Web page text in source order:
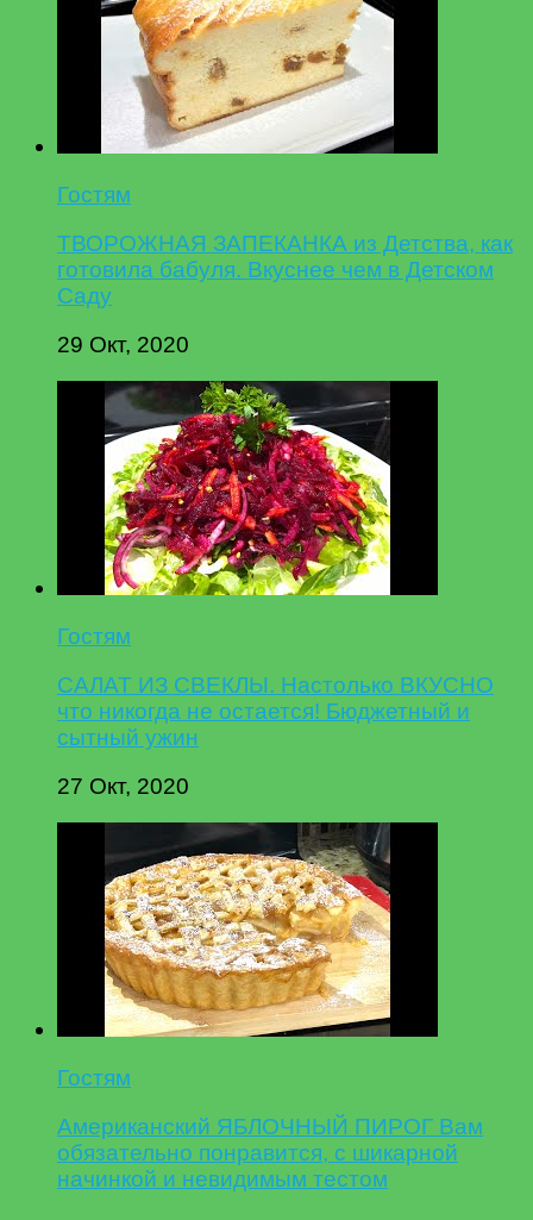
Гостям
ТВОРОЖНАЯ ЗАПЕКАНКА из Детства, как
готовила бабуля. Вкуснее чем в Детском
Саду
29 Окт, 2020
Гостям
САЛАТ ИЗ СВЕКЛЫ. Настолько ВКУСНО
что никогда не остается! Бюджетный и
сытный ужин
27 Окт, 2020
Гостям
Американский ЯБЛОЧНЫЙ ПИРОГ Вам
обязательно понравится, с шикарной
начинкой и невидимым тестом